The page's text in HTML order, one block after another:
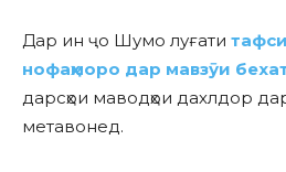
Дар ин ҷо Шумо луғати
нофаҳморо дар мавзӯи
дарсҳои маводҳои дахлдор
метавонед.